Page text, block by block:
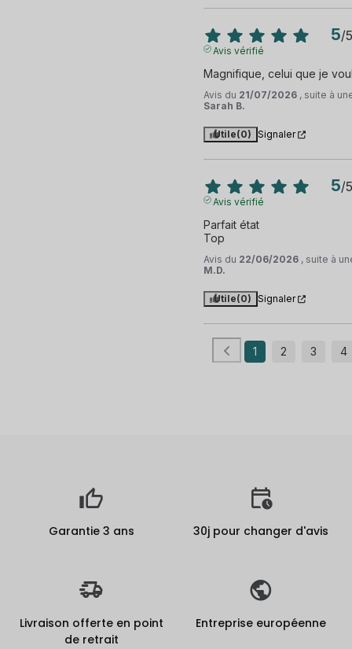
5/5
Avis vérifié
Magnifique, celui que je
Avis du 21/07/2026 , suite à
Sarah B.
Utile(0) Signaler
5/5
Avis vérifié
Parfait état
Top
Avis du 22/06/2026 , suite à
M.D.
Utile(0) Signaler
1 2 3 4
Garantie 3 ans 30j pour changer d'avis
Livraison offerte en point
de retrait
Entreprise européenne